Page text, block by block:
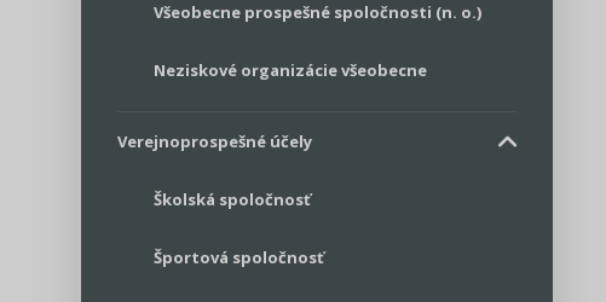
Všeobecne prospešné spoločnosti (n. o.)
Neziskové organizácie všeobecne
Verejnoprospešné účely
Školská spoločnosť
Športová spoločnosť